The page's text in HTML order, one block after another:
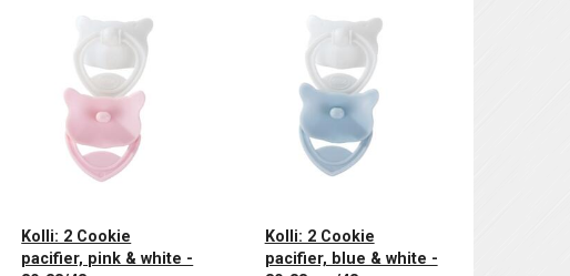
Kolli: 2 Cookie
pacifier, pink & white -
Kolli: 2 Cookie
pacifier, blue & white -